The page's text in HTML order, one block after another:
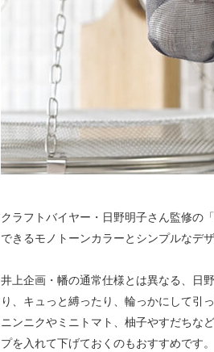
クラフトバイヤー・日野明子さん監修の
できるモノトーンカラーとシンプルなデ
井上企画・幡の通常仕様とは異なる、日
り、キュっと縛ったり、輪っかにして引
ニンニクやミニトマト、柚子やすだちな
プを入れて下げておくのもおすすめです。